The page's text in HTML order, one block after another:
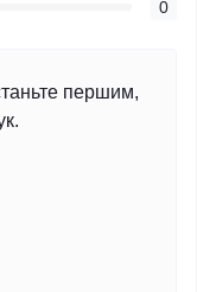
0
першим,